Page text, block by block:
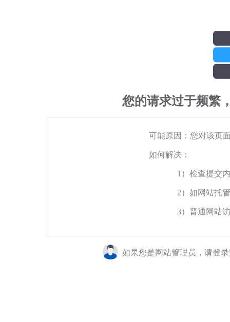
您的请求过于频繁
可能原因：您对该页
如何解决：
1）检查提交
2）如网站托
3）普通网站
如果您是网站管理员，请登